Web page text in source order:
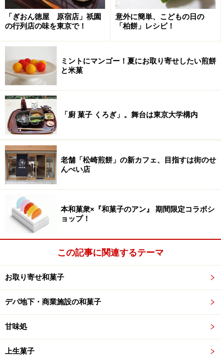
ずれも珍しさだけで終わらず飽きさせない味。ロングセ
ラーたる所以です。
■「御菓子司 中里」
所在地：東京都北区中里1-6-11 中里SUZUKIBLD
電話番号：03-3823-2571
営業時間： 9:00～19:00（平日）、～17:00（土・祝日）
定休日：日曜日
地図：御菓子司 中里
アクセス：JR山手線駒込駅東口より徒歩約1分、または
東京メトロ南北線駅3番出口より徒歩約4分
＜百貨店等販売情報＞
※いずれも数に限りがありますのでご注意下さい。ま
た、内容は予告なく変更することがあります。
◎「高島屋」地下1階銘菓百選
日本橋店；毎週火・金曜日
（揚最中2個・南蛮焼2個の詰合せ840円）
新宿店；毎週火曜日
（揚最中2個・南蛮焼2個の詰合せ840円、揚最中6個入
1,080円、ぶどう餅1箱1,100円）
玉川店；毎週土曜日
（揚最中2個・南蛮焼2個の詰合せ840円、揚最中6個入
1,080円）
「ぎおん徳屋 原宿店」祇園
の行列店の味を東京で！
意外に簡単、こどもの日の
「柏餅」レシピ！
ミントにマンゴー！夏にお取り寄せしたい煎餅
と米菓
「廚 菓子 くろぎ」。舞台は東京大学構内
老舗「松崎煎餅」の新カフェ、目指すは街のせ
んべい店
本和菓衆×『和菓子のアン』 期間限定コラボシ
ョップ！
この記事に関連するテーマ
お取り寄せ和菓子
デパ地下・商業施設の和菓子
甘味処
上生菓子